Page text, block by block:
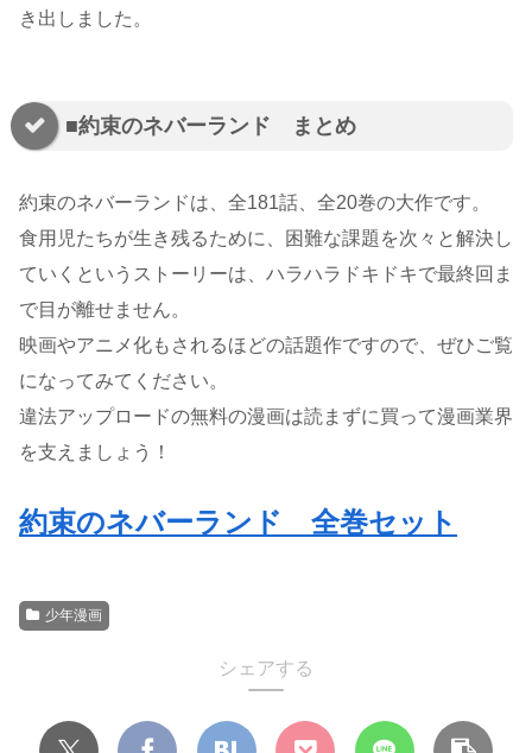
き出しました。
■約束のネバーランド まとめ
約束のネバーランドは、全181話、全20巻の大作です。
食用児たちが生き残るために、困難な課題を次々と解決し
ていくというストーリーは、ハラハラドキドキで最終回ま
で目が離せません。
映画やアニメ化もされるほどの話題作ですので、ぜひご覧
になってみてください。
違法アップロードの無料の漫画は読まずに買って漫画業界
を支えましょう！
約束のネバーランド 全巻セット
少年漫画
シェアする